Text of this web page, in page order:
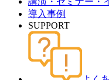
導入事例
SUPPORT